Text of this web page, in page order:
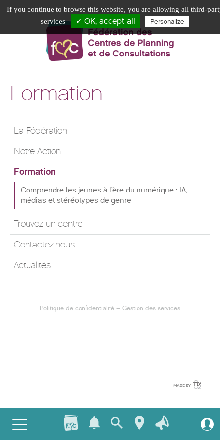
Formation
La Fédération
Notre Action
Formation
Comprendre les jeunes à l’ère du numérique : IA,
médias et stéréotypes de genre
Trouvez un centre
Contactez-nous
Actualités
Politique de confidentialité – Gestion des services
If you continue to browse this website, you are allowing all third-
services
✓ OK, accept all Personalize